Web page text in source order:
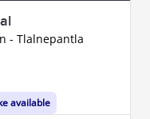
- Tlalnepantla
available